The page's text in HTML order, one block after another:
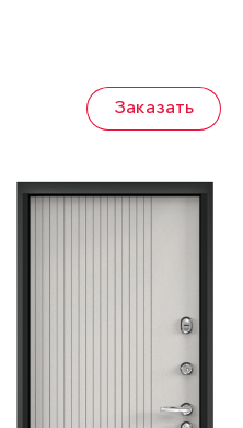
Заказать